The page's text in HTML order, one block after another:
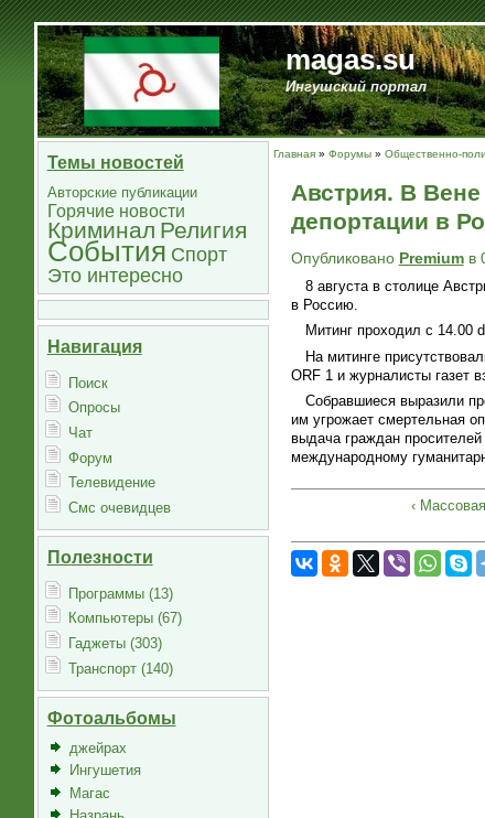
magas.su
Ингушский портал
Темы новостей
Авторские публикации
Горячие новости
Криминал Религия
События Спорт
Это интересно
Навигация
Поиск
Опросы
Чат
Форум
Телевидение
Смс очевидцев
Полезности
Программы (13)
Компьютеры (67)
Гаджеты (303)
Транспорт (140)
Фотоальбомы
джейрах
Ингушетия
Магас
Главная» Форумы» Общественно-
Австрия. В Вене
депортации в
Опубликовано Premiumв
8 августа в столице
в Россию.
Митинг проходил с 14.00
На митинге
ORF 1 и журналисты
Собравшиеся выразили
им угрожает смертельная
выдача граждан просителей
международному
‹